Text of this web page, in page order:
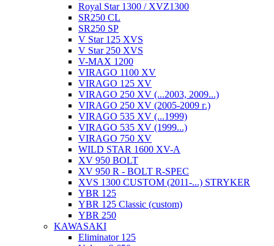
Royal Star 1300 / XVZ1300
SR250 CL
SR250 SP
V Star 125 XVS
V Star 250 XVS
V-MAX 1200
VIRAGO 1100 XV
VIRAGO 125 XV
VIRAGO 250 XV (...2003, 2009...)
VIRAGO 250 XV (2005-2009 г.)
VIRAGO 535 XV (...1999)
VIRAGO 535 XV (1999...)
VIRAGO 750 XV
WILD STAR 1600 XV-A
XV 950 BOLT
XV 950 R - BOLT R-SPEC
XVS 1300 CUSTOM (2011-...) STRYKER
YBR 125
YBR 125 Classic (custom)
YBR 250
KAWASAKI
Eliminator 125